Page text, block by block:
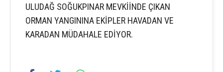
ULUDAĞ SOĞUKPINAR MEVKİİNDE ÇIKAN
ORMAN YANGININA EKİPLER HAVADAN VE
KARADAN MÜDAHALE EDİYOR.